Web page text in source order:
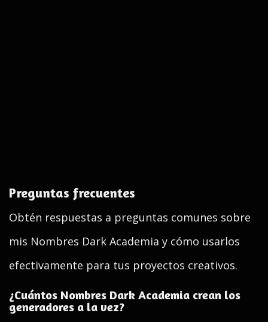
Preguntas frecuentes
Obtén respuestas a preguntas comunes sobre
mis Nombres Dark Academia y cómo usarlos
efectivamente para tus proyectos creativos.
¿Cuántos Nombres Dark Academia crean los
generadores a la vez?